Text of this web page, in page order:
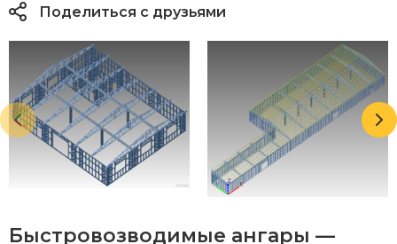
Поделиться с друзьями
Быстровозводимые ангары —